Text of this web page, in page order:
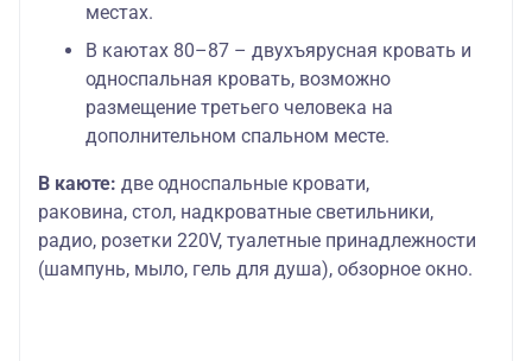
местах.
В каютах 80–87 – двухъярусная кровать и
односпальная кровать, возможно
размещение третьего человека на
дополнительном спальном месте.
В каюте: две односпальные кровати,
раковина, стол, надкроватные светильники,
радио, розетки 220V, туалетные принадлежности
(шампунь, мыло, гель для душа), обзорное окно.